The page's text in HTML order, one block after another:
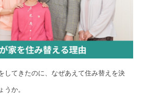
してきたのに、なぜあえて住み替えを決
うか。